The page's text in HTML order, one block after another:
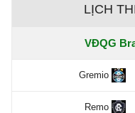
LỊCH
VĐQG
Gremio
Remo